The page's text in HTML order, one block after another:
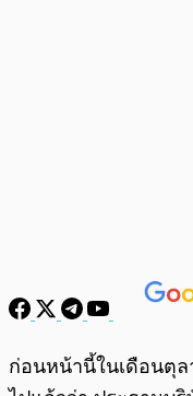
พร้อมเล่น
ก่อนหน้านี้ในเดือนตุ